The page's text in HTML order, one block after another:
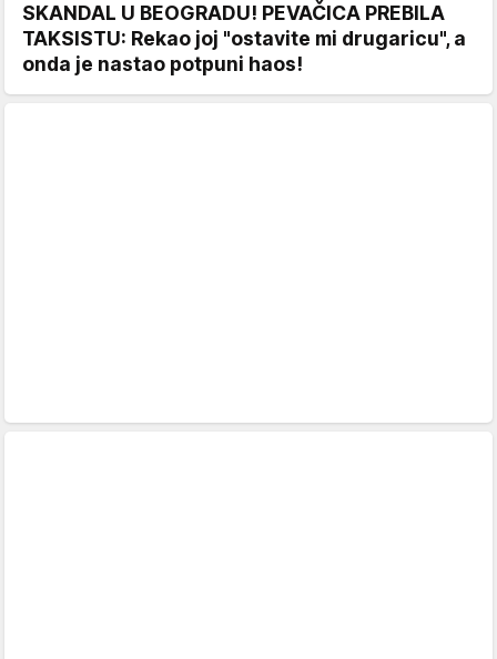
SKANDAL U BEOGRADU! PEVAČICA PREBILA
TAKSISTU: Rekao joj "ostavite mi drugaricu", a
onda je nastao potpuni haos!